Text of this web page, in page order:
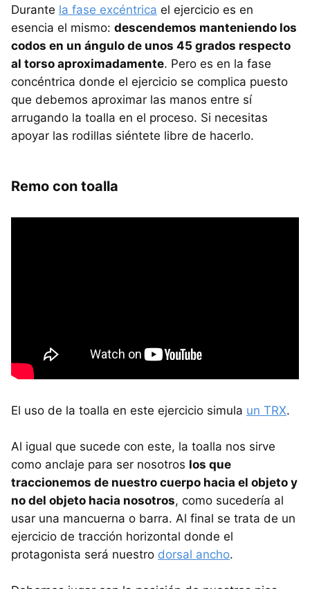
Durante la fase excéntrica el ejercicio es en
esencia el mismo: descendemos manteniendo los
codos en un ángulo de unos 45 grados respecto
al torso aproximadamente. Pero es en la fase
concéntrica donde el ejercicio se complica puesto
que debemos aproximar las manos entre sí
arrugando la toalla en el proceso. Si necesitas
apoyar las rodillas siéntete libre de hacerlo.
Remo con toalla
El uso de la toalla en este ejercicio simula un TRX.
Al igual que sucede con este, la toalla nos sirve
como anclaje para ser nosotros los que
traccionemos de nuestro cuerpo hacia el objeto y
no del objeto hacia nosotros, como sucedería al
usar una mancuerna o barra. Al final se trata de un
ejercicio de tracción horizontal donde el
protagonista será nuestro dorsal ancho.